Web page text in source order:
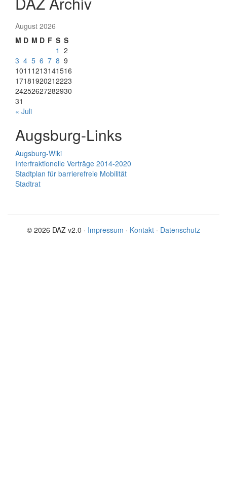
August 2026
M D M D F S S
1 2
3 4 5 6 7 8 9
1011 1213141516
17181920212223
24252627282930
31
« Juli
Augsburg-Links
Augsburg-Wiki
Interfraktionelle Verträge 2014-2020
Stadtplan für barrierefreie Mobilität
Stadtrat
© 2026 DAZ v2.0 · Impressum · Kontakt · Datenschutz